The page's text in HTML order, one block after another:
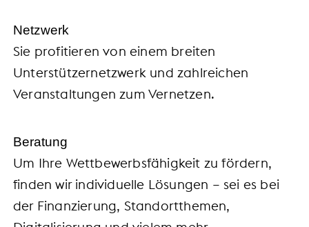
Netzwerk
Sie profitieren von einem breiten
Unterstützernetzwerk und zahlreichen
Veranstaltungen zum Vernetzen.
Beratung
Um Ihre Wettbewerbsfähigkeit zu fördern,
finden wir individuelle Lösungen – sei es bei
der Finanzierung, Standortthemen,